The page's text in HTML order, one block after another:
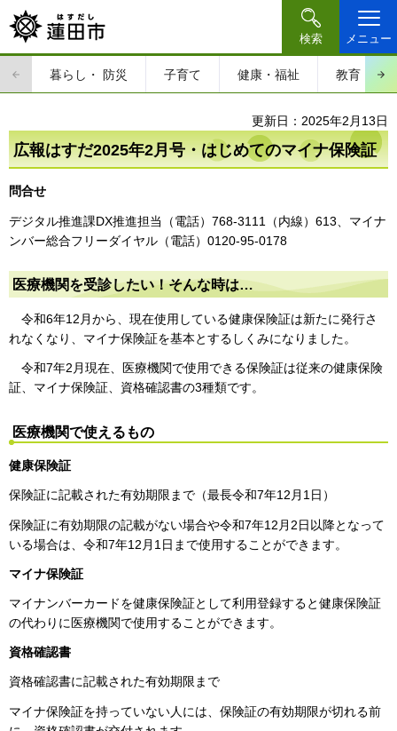
検索 メニュー
暮らし・ 防災 子育て 健康・福祉 教育・文
更新日：2025年2月13日
広報はすだ2025年2月号・はじめてのマイナ保険証
問合せ
デジタル推進課DX推進担当（電話）768-3111（内線）613、マイナ
ンバー総合フリーダイヤル（電話）0120-95-0178
医療機関を受診したい！そんな時は…
令和6年12月から、現在使用している健康保険証は新たに発行さ
れなくなり、マイナ保険証を基本とするしくみになりました。
令和7年2月現在、医療機関で使用できる保険証は従来の健康保険
証、マイナ保険証、資格確認書の3種類です。
医療機関で使えるもの
健康保険証
保険証に記載された有効期限まで（最長令和7年12月1日）
保険証に有効期限の記載がない場合や令和7年12月2日以降となって
いる場合は、令和7年12月1日まで使用することができます。
マイナ保険証
マイナンバーカードを健康保険証として利用登録すると健康保険証
の代わりに医療機関で使用することができます。
資格確認書
資格確認書に記載された有効期限まで
マイナ保険証を持っていない人には、保険証の有効期限が切れる前